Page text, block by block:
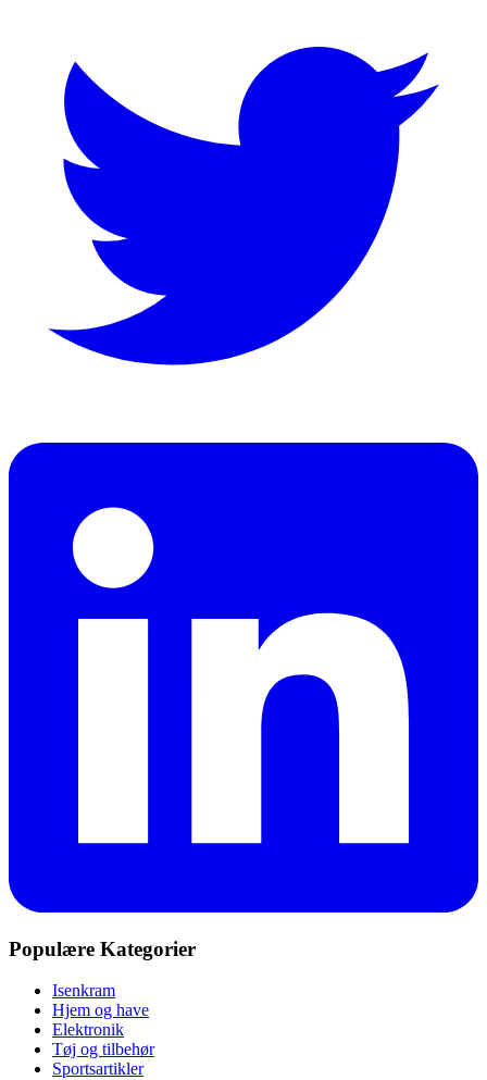
Populære Kategorier
Isenkram
Hjem og have
Elektronik
Tøj og tilbehør
Sportsartikler